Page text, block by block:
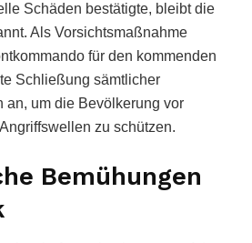
Schäden bestätigte, bleibt die
Als Vorsichtsmaßnahme
für den kommenden
Schließung sämtlicher
an, um die Bevölkerung vor
zu schützen.
Bemühungen